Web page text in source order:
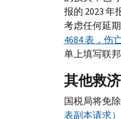
报的 2023
考虑任何延
4684 表，伤
单上填写联
其他救济
国税局将免
表副本请求）